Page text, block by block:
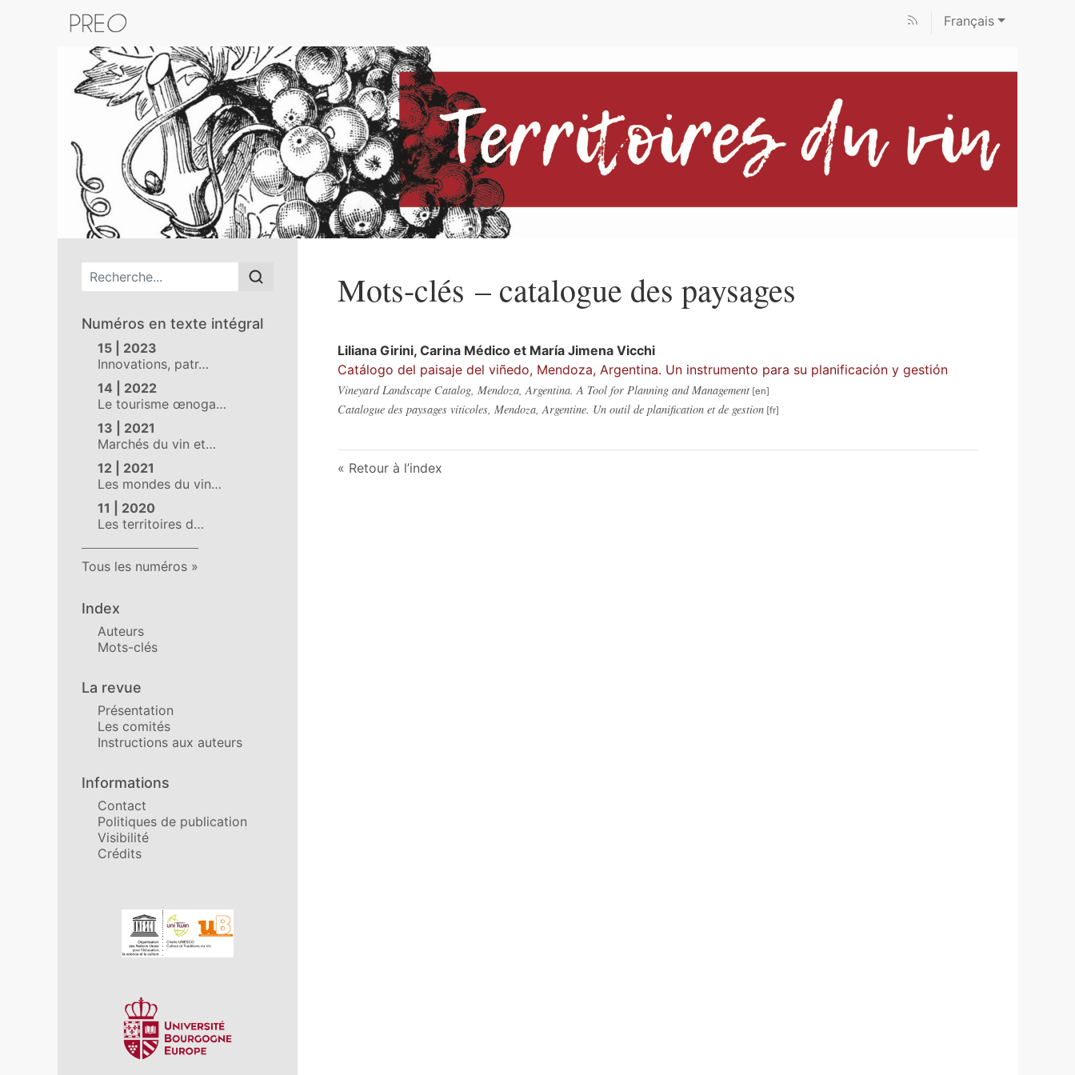
Français
Menu principal
Numéros en texte intégral
15 | 2023
Innovations, patr…
14 | 2022
Le tourisme œnoga…
13 | 2021
Marchés du vin et…
12 | 2021
Les mondes du vin…
11 | 2020
Les territoires d…
Tous les numéros
Index
Auteurs
Mots-clés
La revue
Présentation
Les comités
Instructions aux auteurs
Informations
Contact
Politiques de publication
Visibilité
Crédits
Affiliations/partenaires
Mots-clés – catalogue des paysages
Liliana Girini, Carina Médico et María Jimena Vicchi
Catálogo del paisaje del viñedo, Mendoza, Argentina. Un instrumento para su planificación y gestión
Vineyard Landscape Catalog, Mendoza, Argentina. A Tool for Planning and Management
Catalogue des paysages viticoles, Mendoza, Argentine. Un outil de planification et de gestion
Retour à l’index